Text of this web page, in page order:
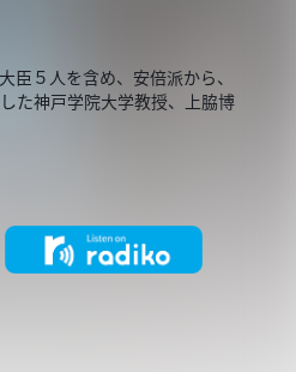
５人を含め、安倍派から、
た神戸学院大学教授、上脇博